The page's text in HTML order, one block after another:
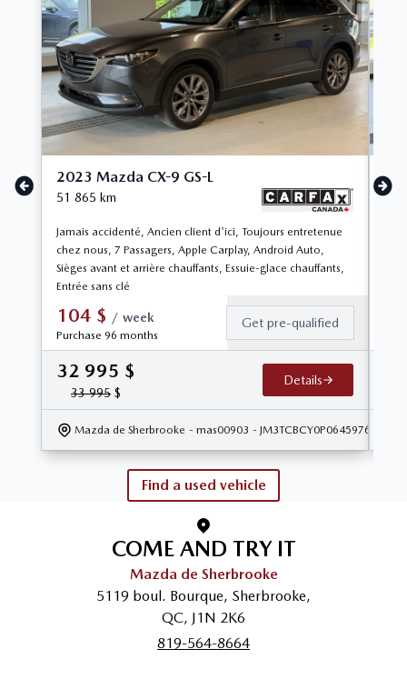
2023 Mazda CX-9 GS-L
51 865 km
Jamais accidenté, Ancien client d'ici, Toujours entretenue
chez nous, 7 Passagers, Apple Carplay, Android Auto,
Sièges avant et arrière chauffants, Essuie-glace chauffants,
Entrée sans clé
104 $ / week
Purchase 96 months
Get pre-qualified
32 995 $
33 995$
Details
Mazda de Sherbrooke - mas00903 - JM3TCBCY0P0645976
80
Find a used vehicle
COME AND TRY IT
Mazda de Sherbrooke
5119 boul. Bourque, Sherbrooke,
QC, J1N 2K6
819-564-8664